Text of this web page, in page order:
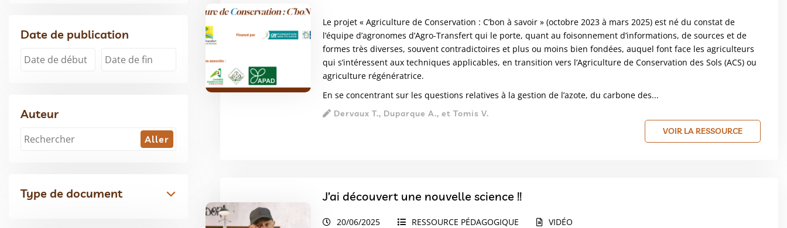
Date de publication
Auteur
Type de document
Le projet « Agriculture de Conservation : C’bon à savoir » (octobre 2023 à mars 2025) est né du constat de
l’équipe d’agronomes d’Agro-Transfert qui le porte, quant au foisonnement d’informations, de sources et de
formes très diverses, souvent contradictoires et plus ou moins bien fondées, auquel font face les agriculteurs
qui s’intéressent aux techniques applicables, en transition vers l’Agriculture de Conservation des Sols (ACS) ou
agriculture régénératrice.
En se concentrant sur les questions relatives à la gestion de l’azote, du carbone des...
Dervaux T., Duparque A., et Tomis V.
VOIR LA RESSOURCE
J’ai découvert une nouvelle science !!
20/06/2025 RESSOURCE PÉDAGOGIQUE VIDÉO